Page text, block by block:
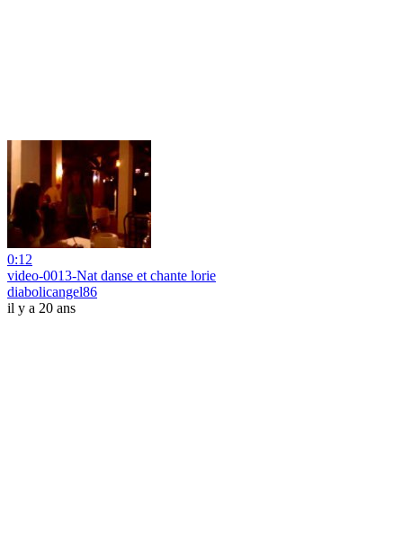
0:12
video-0013-Nat danse et chante lorie
diabolicangel86
il y a 20 ans